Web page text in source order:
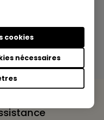
nécessaires
cookies